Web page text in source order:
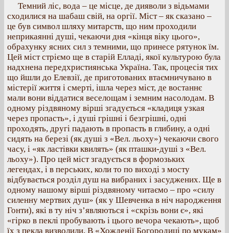
Темний ліс, вода – це місце, де дияволи з відьмами
сходилися на шабаш свій, на оргії. Міст – як сказано –
це був символ шляху митарств, що ним проходили
неприкаянні душі, чекаючи дня «кінця віку цього»,
обрахунку ясних сил з темними, що принесе рятунок їм.
Цей міст стріємо ще в старій Елладі, якої культурою була
надхнена передхристиянська Україна. Так, процесія тих
що йшли до Елевзії, де приготованих втаємничувано в
містерії життя і смерті, ішла через міст, де востаннє
мали вони віддатися веселощам і земним насолодам. В
одному різдвяному вірші згадується «кладиця узкая
через пропасть», і душі грішні і безгрішні, одні
проходять, другі падають в пропасть в глибину, а одні
сидять на березі (як душі з «Вел. льоху») чекаючи свого
часу, і «як ластівки квилять» (як пташки-душі з «Вел.
льоху»). Про цей міст згадується в формозьких
легендах, і в перських, коли то по виході з мосту
відбувається розділ душ на вибраних і засуджених. Ще в
одному нашому вірші різдвяному читаємо – про «силу
силенну мертвих душ» (як у Шевченка в ніч народження
Гонти), які в ту ніч з’являються і «скрізь вони є», які
«гірко в пеклі пробувають і цього вечора чекають», щоб
їх з пекла визволили. В «Хожденії Богородиці по мукам»